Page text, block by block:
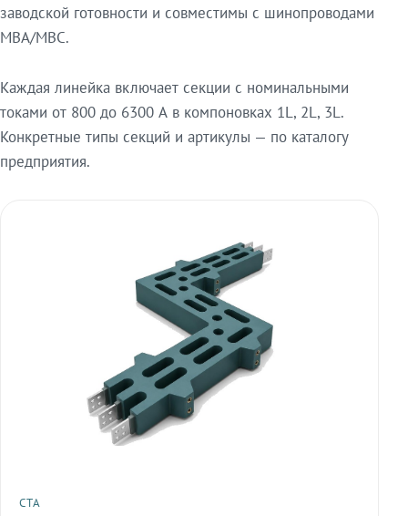
заводской готовности и совместимы с шинопроводами
МВА/МВС.
Каждая линейка включает секции с номинальными
токами от 800 до 6300 А в компоновках 1L, 2L, 3L.
Конкретные типы секций и артикулы — по каталогу
предприятия.
СТА